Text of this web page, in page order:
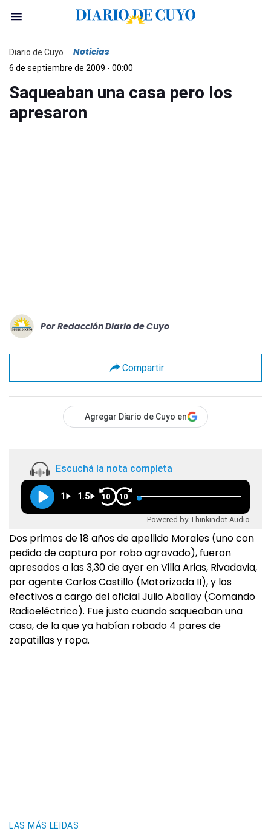
Diario de Cuyo Noticias
6 de septiembre de 2009 - 00:00
Saqueaban una casa pero los
apresaron
Por Redacción Diario de Cuyo
Compartir
Agregar Diario de Cuyo en
Escuchá la nota completa
1 1.5 10 10
Powered by Thinkindot Audio
Dos primos de 18 años de apellido Morales (uno con
pedido de captura por robo agravado), fueron
apresados a las 3,30 de ayer en Villa Arias, Rivadavia,
por agente Carlos Castillo (Motorizada II), y los
efectivos a cargo del oficial Julio Aballay (Comando
Radioeléctrico). Fue justo cuando saqueaban una
casa, de la que ya habían robado 4 pares de
zapatillas y ropa.
LAS MÁS LEIDAS